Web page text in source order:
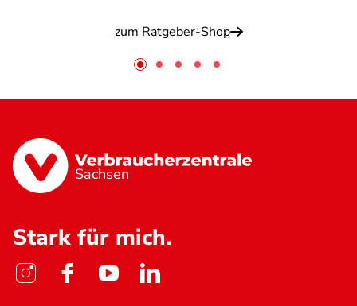
zum Ratgeber-Shop
Sachsen
Stark für mich.